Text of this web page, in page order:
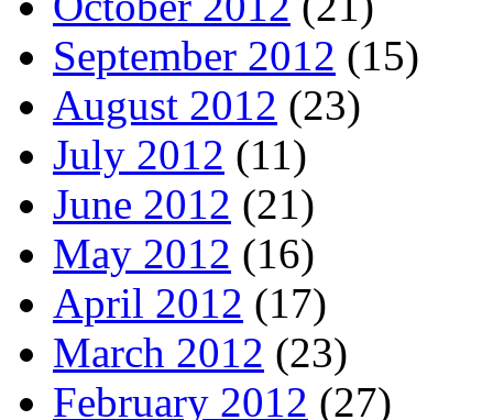
September 2012 (15)
August 2012 (23)
July 2012 (11)
June 2012 (21)
May 2012 (16)
April 2012 (17)
March 2012 (23)
February 2012 (27)